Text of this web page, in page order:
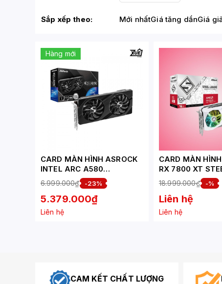
Sắp xếp theo: Mới nhấtGiá tăng dầnGiá
Hàng mới
CARD MÀN HÌNH ASROCK
INTEL ARC A580
CHALLENGER 8GB OC
6.999.000₫ -23%
5.379.000₫
Liên hệ
CARD MÀN
RX 7800 XT
16GB OC
18.999.000₫ -%
Liên hệ
Liên hệ
CAM KẾT CHẤT LƯỢNG